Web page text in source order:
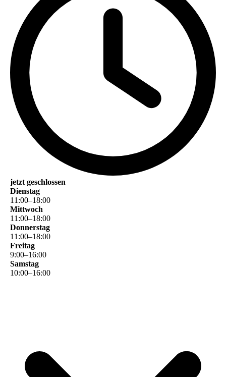
jetzt geschlossen
Dienstag
11 :00–18:00
Mittwoch
11 :00–18:00
Donnerstag
11 :00–18:00
Freitag
9:00–16:00
Samstag
10:00–16:00